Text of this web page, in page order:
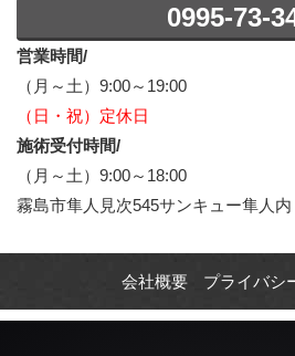
0995-73-
営業時間/
（月～土）9:00～19:00
（日・祝）定休日
施術受付時間/
（月～土）9:00～18:00
霧島市隼人見次545サンキュー隼人内
会社概要 プライバシ